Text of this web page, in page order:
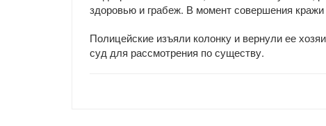
здоровью и грабеж. В момент совершения
Полицейские изъяли колонку и вернули ее
суд для рассмотрения по существу.